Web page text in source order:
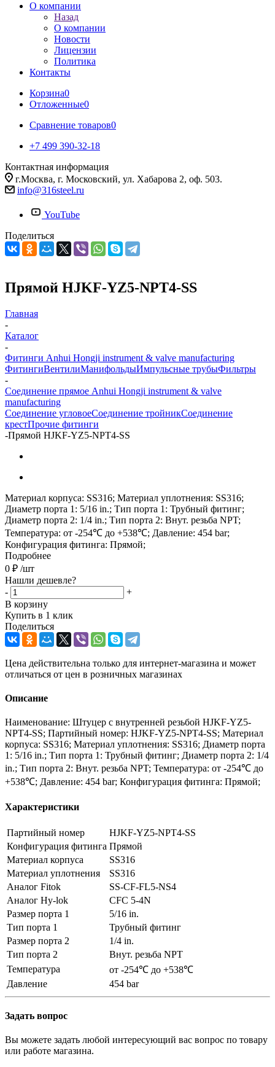
О компании
Назад
О компании
Новости
Лицензии
Политика
Контакты
Корзина0
Отложенные0
Сравнение товаров0
+7 499 390-32-18
Контактная информация
г.Москва, г. Московский, ул. Хабарова 2, оф. 503.
info@316steel.ru
YouTube
Поделиться
Прямой HJKF-YZ5-NPT4-SS
Главная
-
Каталог
-
Фитинги Anhui Hongji instrument & valve manufacturing
ФитингиВентилиМанифольдыИмпульсные трубыФильтры
-
Соединение прямое Anhui Hongji instrument & valve
manufacturing
Соединение угловоеСоединение тройникСоединение
крестПрочие фитинги
-Прямой HJKF-YZ5-NPT4-SS
Материал корпуса: SS316; Материал уплотнения: SS316;
Диаметр порта 1: 5/16 in.; Тип порта 1: Трубный фитинг;
Диаметр порта 2: 1/4 in.; Тип порта 2: Внут. резьба NPT;
Температура: от -254℃ до +538℃; Давление: 454 bar;
Конфигурация фитинга: Прямой;
Подробнее
0 ₽ /шт
Нашли дешевле?
-
+
В корзину
Купить в 1 клик
Поделиться
Цена действительна только для интернет-магазина и может
отличаться от цен в розничных магазинах
Описание
Наименование: Штуцер с внутренней резьбой HJKF-YZ5-
NPT4-SS; Партийный номер: HJKF-YZ5-NPT4-SS; Материал
корпуса: SS316; Материал уплотнения: SS316; Диаметр порта
1: 5/16 in.; Тип порта 1: Трубный фитинг; Диаметр порта 2: 1/4
in.; Тип порта 2: Внут. резьба NPT; Температура: от -254℃ до
+538℃; Давление: 454 bar; Конфигурация фитинга: Прямой;
Характеристики
Партийный номер
HJKF-YZ5-NPT4-SS
Конфигурация фитинга Прямой
Материал корпуса
SS316
Материал уплотнения
SS316
Аналог Fitok
SS-CF-FL5-NS4
Аналог Hy-lok
CFC 5-4N
Размер порта 1
5/16 in.
Тип порта 1
Трубный фитинг
Размер порта 2
1/4 in.
Тип порта 2
Внут. резьба NPT
Температура
от -254℃ до +538℃
Давление
454 bar
Задать вопрос
Вы можете задать любой интересующий вас вопрос по товару
или работе магазина.